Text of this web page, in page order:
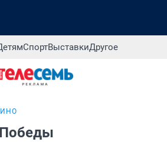
СпортВыставкиДругое